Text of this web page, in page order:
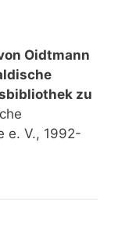
Oidtmann
zu
e. V., 1992-